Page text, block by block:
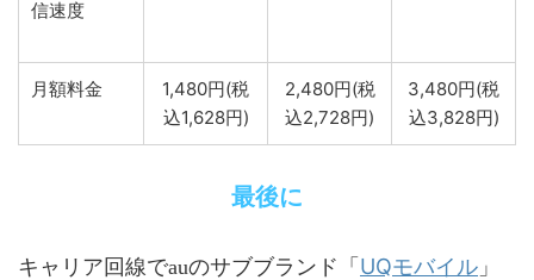
信速度
月額料金
1,480円(税
込1,628円)
2,480円(税
込2,728円)
3,480円(税
込3,828円)
最後に
キャリア回線でauのサブブランド「 UQモバイル 」